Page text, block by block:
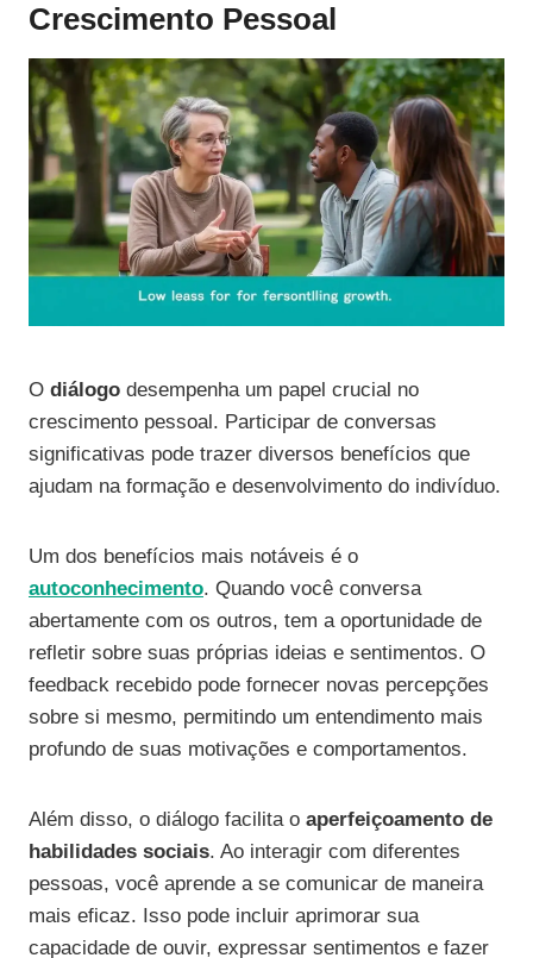
Crescimento Pessoal
O diálogo desempenha um papel crucial no
crescimento pessoal. Participar de conversas
significativas pode trazer diversos benefícios que
ajudam na formação e desenvolvimento do indivíduo.
Um dos benefícios mais notáveis é o
autoconhecimento. Quando você conversa
abertamente com os outros, tem a oportunidade de
refletir sobre suas próprias ideias e sentimentos. O
feedback recebido pode fornecer novas percepções
sobre si mesmo, permitindo um entendimento mais
profundo de suas motivações e comportamentos.
Além disso, o diálogo facilita o aperfeiçoamento de
habilidades sociais. Ao interagir com diferentes
pessoas, você aprende a se comunicar de maneira
mais eficaz. Isso pode incluir aprimorar sua
capacidade de ouvir, expressar sentimentos e fazer